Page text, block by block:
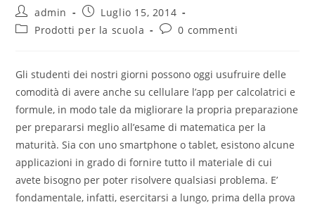
admin
Luglio 15, 2014
Prodotti per la scuola
0 commenti
Gli studenti dei nostri giorni possono oggi usufruire delle
comodità di avere anche su cellulare l’app per calcolatrici e
formule, in modo tale da migliorare la propria preparazione
per prepararsi meglio all’esame di matematica per la
maturità. Sia con uno smartphone o tablet, esistono alcune
applicazioni in grado di fornire tutto il materiale di cui
avete bisogno per poter risolvere qualsiasi problema. E’
fondamentale, infatti, esercitarsi a lungo, prima della prova